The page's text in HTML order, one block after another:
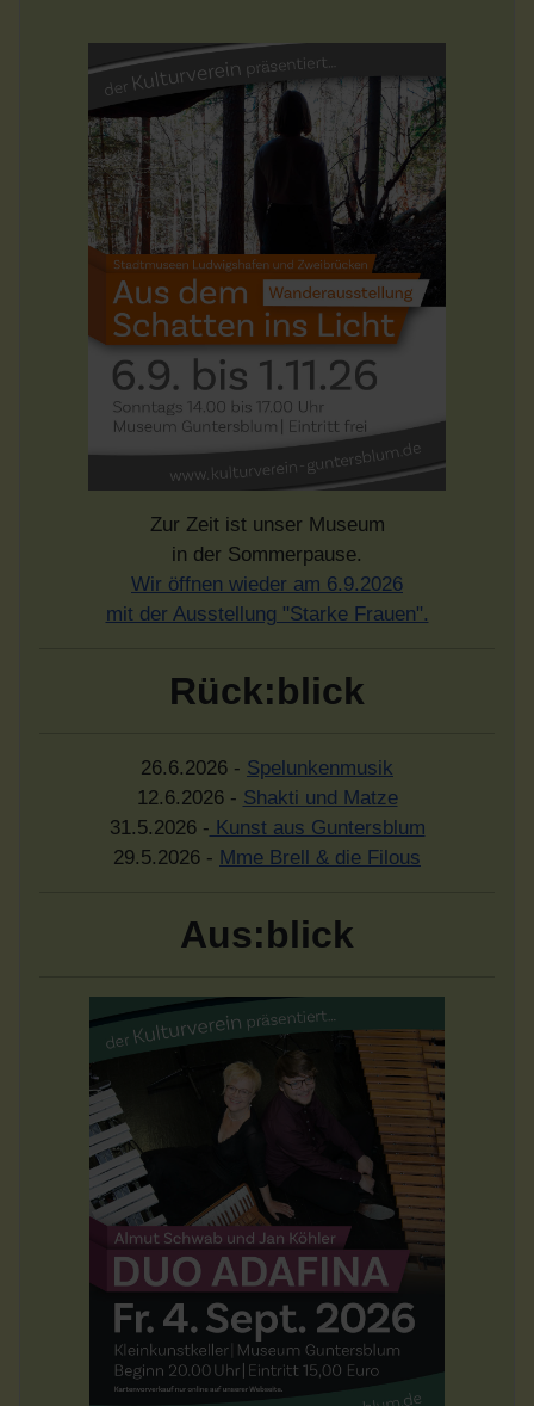
Zur Zeit ist unser Museum
in der Sommerpause.
Wir öffnen wieder am 6.9.2026
mit der Ausstellung "Starke Frauen".
Rück:blick
26.6.2026 - Spelunkenmusik
12.6.2026 - Shakti und Matze
31.5.2026 - Kunst aus Guntersblum
29.5.2026 - Mme Brell & die Filous
Aus:blick